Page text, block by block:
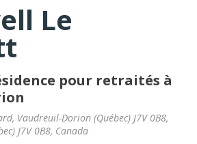
Le
pour retraités à
Vaudreuil-Dorion (Québec) J7V 0B8,
) J7V 0B8, Canada